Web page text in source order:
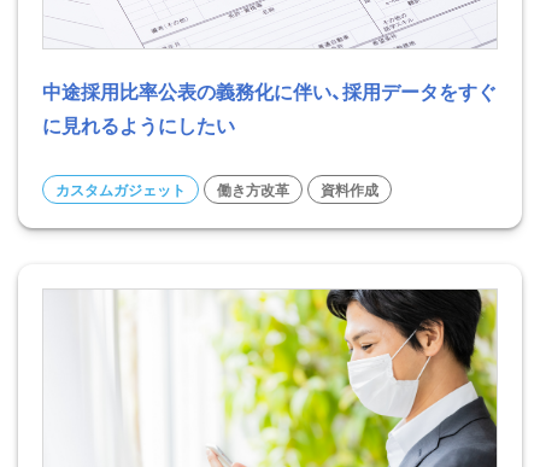
中途採用比率公表の義務化に伴い、採用データをすぐ
に見れるようにしたい
カスタムガジェット 働き方改革 資料作成